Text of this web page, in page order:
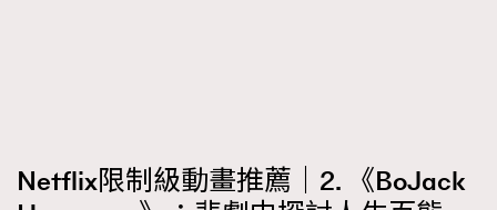
Netflix限制級動畫推薦｜2. 《BoJack